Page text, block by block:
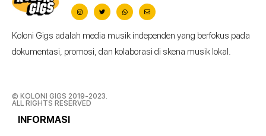
Koloni Gigs adalah media musik independen yang berfokus pada
dokumentasi, promosi, dan kolaborasi di skena musik lokal.
© KOLONI GIGS 2019-2023.
ALL RIGHTS RESERVED
INFORMASI